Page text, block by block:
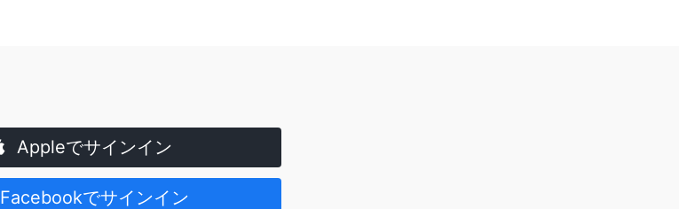
Appleでサインイン
Facebookでサインイン